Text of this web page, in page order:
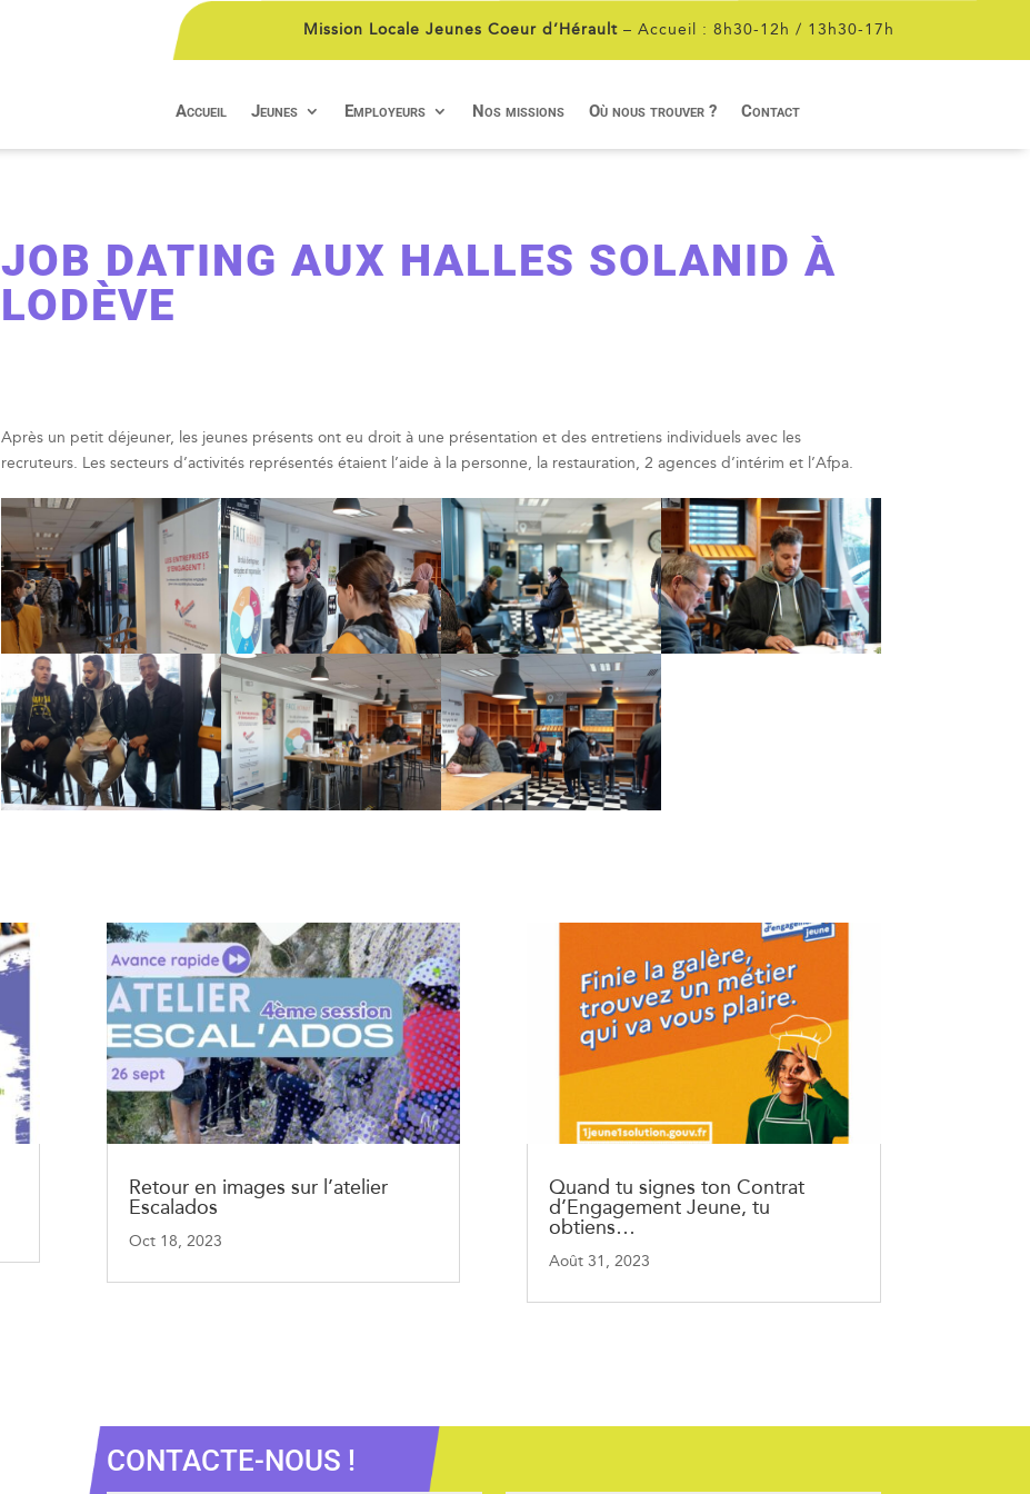
Mission Locale Jeunes Coeur d’Hérault– Accueil : 8h30-12h / 13h30-17h
Accueil Jeunes Employeurs Nos missions Où nous trouver ? Contact
JOB DATING AUX HALLES SOLANID À
LODÈVE
Après un petit déjeuner, les jeunes présents ont eu droit à une présentation et des entretiens individuels avec les
recruteurs. Les secteurs d’activités représentés étaient l’aide à la personne, la restauration, 2 agences d’intérim et l’Afpa.
Retour en images sur l’atelier
Escalados
Oct 18, 2023
Quand tu signes ton Contrat
d’Engagement Jeune, tu
obtiens…
Août 31, 2023
CONTACTE-NOUS !